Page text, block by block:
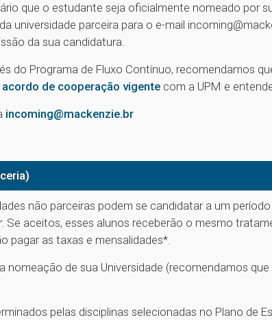
que o estudante seja oficialmente nomeado por
universidade parceira para o e-mail
da sua candidatura.
do Programa de Fluxo Contínuo, recomendamos
acordo de cooperação vigente com a UPM e
incoming@mackenzie.br
não parceiras podem se candidatar a um
. Se aceitos, esses alunos receberão o mesmo
pagar as taxas e mensalidades*.
nomeação de sua Universidade (recomendamos
pelas disciplinas selecionadas no Plano de